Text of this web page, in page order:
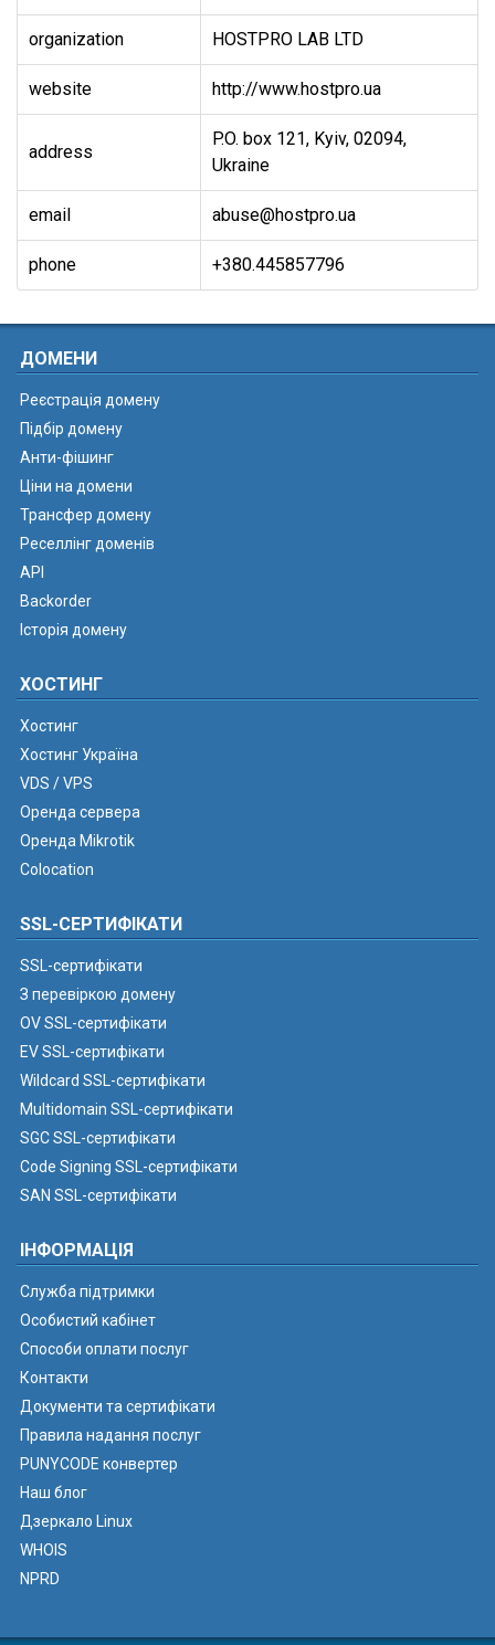
organization HOSTPRO LAB LTD
website http://www.hostpro.ua
address
P.O. box 121, Kyiv, 02094,
Ukraine
email abuse@hostpro.ua
phone +380.445857796
ДОМЕНИ
Реєстрація домену
Підбір домену
Анти-фішинг
Ціни на домени
Трансфер домену
Реселлінг доменів
API
Backorder
Історія домену
ХОСТИНГ
Хостинг
Хостинг Україна
VDS / VPS
Оренда сервера
Оренда Mikrotik
Colocation
SSL-СЕРТИФІКАТИ
SSL-сертифікати
З перевіркою домену
OV SSL-сертифікати
EV SSL-сертифікати
Wildcard SSL-сертифікати
Multidomain SSL-сертифікати
SGC SSL-сертифікати
Code Signing SSL-сертифікати
SAN SSL-сертифікати
ІНФОРМАЦІЯ
Служба підтримки
Особистий кабінет
Способи оплати послуг
Контакти
Документи та сертифікати
Правила надання послуг
PUNYCODE конвертер
Наш блог
Дзеркало Linux
WHOIS
NPRD